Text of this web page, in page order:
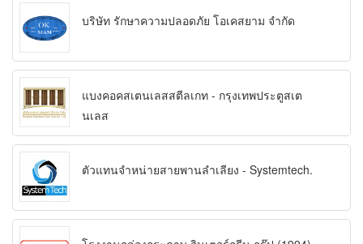
บริษัท รักษาความปลอดภัย โอเคสยาม จำกัด
แบงคอคสเตนเลสสตีลเกท - กรุงเทพประตูสเต
นเลส
ตัวแทนจำหน่ายสายพานลำเลียง - Systemtech.